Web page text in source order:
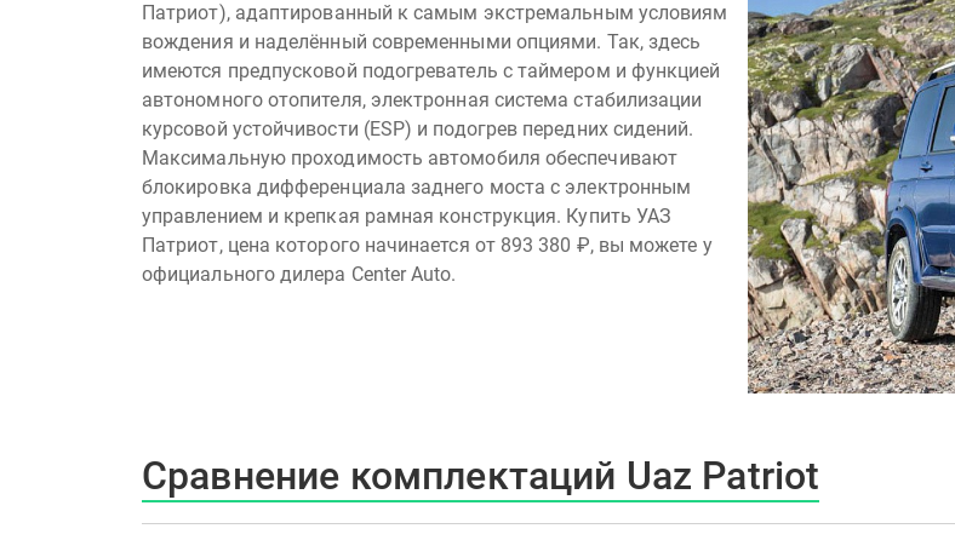
Патриот), адаптированный к самым экстремальным условиям
вождения и наделённый современными опциями. Так, здесь
имеются предпусковой подогреватель с таймером и функцией
автономного отопителя, электронная система стабилизации
курсовой устойчивости (ESP) и подогрев передних сидений.
Максимальную проходимость автомобиля обеспечивают
блокировка дифференциала заднего моста с электронным
управлением и крепкая рамная конструкция. Купить УАЗ
Патриот, цена которого начинается от 893 380 ₽, вы можете у
официального дилера Center Auto.
Сравнение комплектаций Uaz Patriot